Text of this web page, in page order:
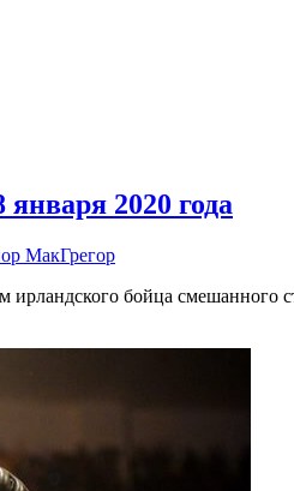
2020 года
МакГрегор
бойца смешанного